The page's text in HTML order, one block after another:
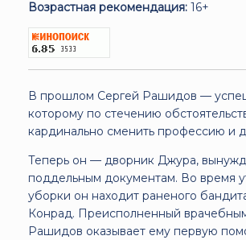
Возрастная рекомендация: 16+
В прошлом Сергей Рашидов —
которому по стечению
кардинально сменить профессию и
Теперь он — дворник Джура,
поддельным документам. Во время
уборки он находит раненого
Конрад. Преисполненный
Рашидов оказывает ему первую